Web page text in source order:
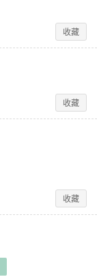
收藏
收藏
收藏